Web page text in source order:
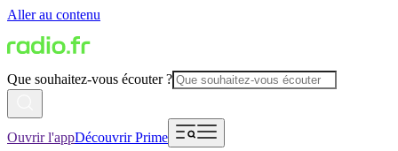
Aller au contenu
Que souhaitez-vous écouter ?
Ouvrir l'appDécouvrir Prime